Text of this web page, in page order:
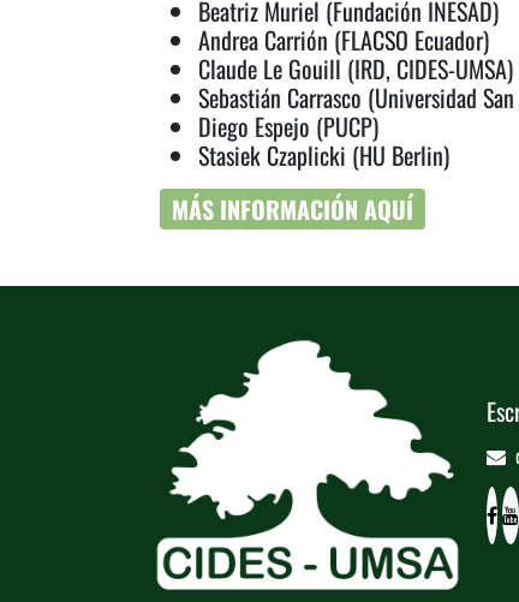
Beatriz Muriel (Fundación INESAD)
Andrea Carrión (FLACSO Ecuador)
Claude Le Gouill (IRD, CIDES-UMSA)
Sebastián Carrasco (Universidad
Diego Espejo (PUCP)
Stasiek Czaplicki (HU Berlin)
MÁS INFORMACIÓN AQUÍ